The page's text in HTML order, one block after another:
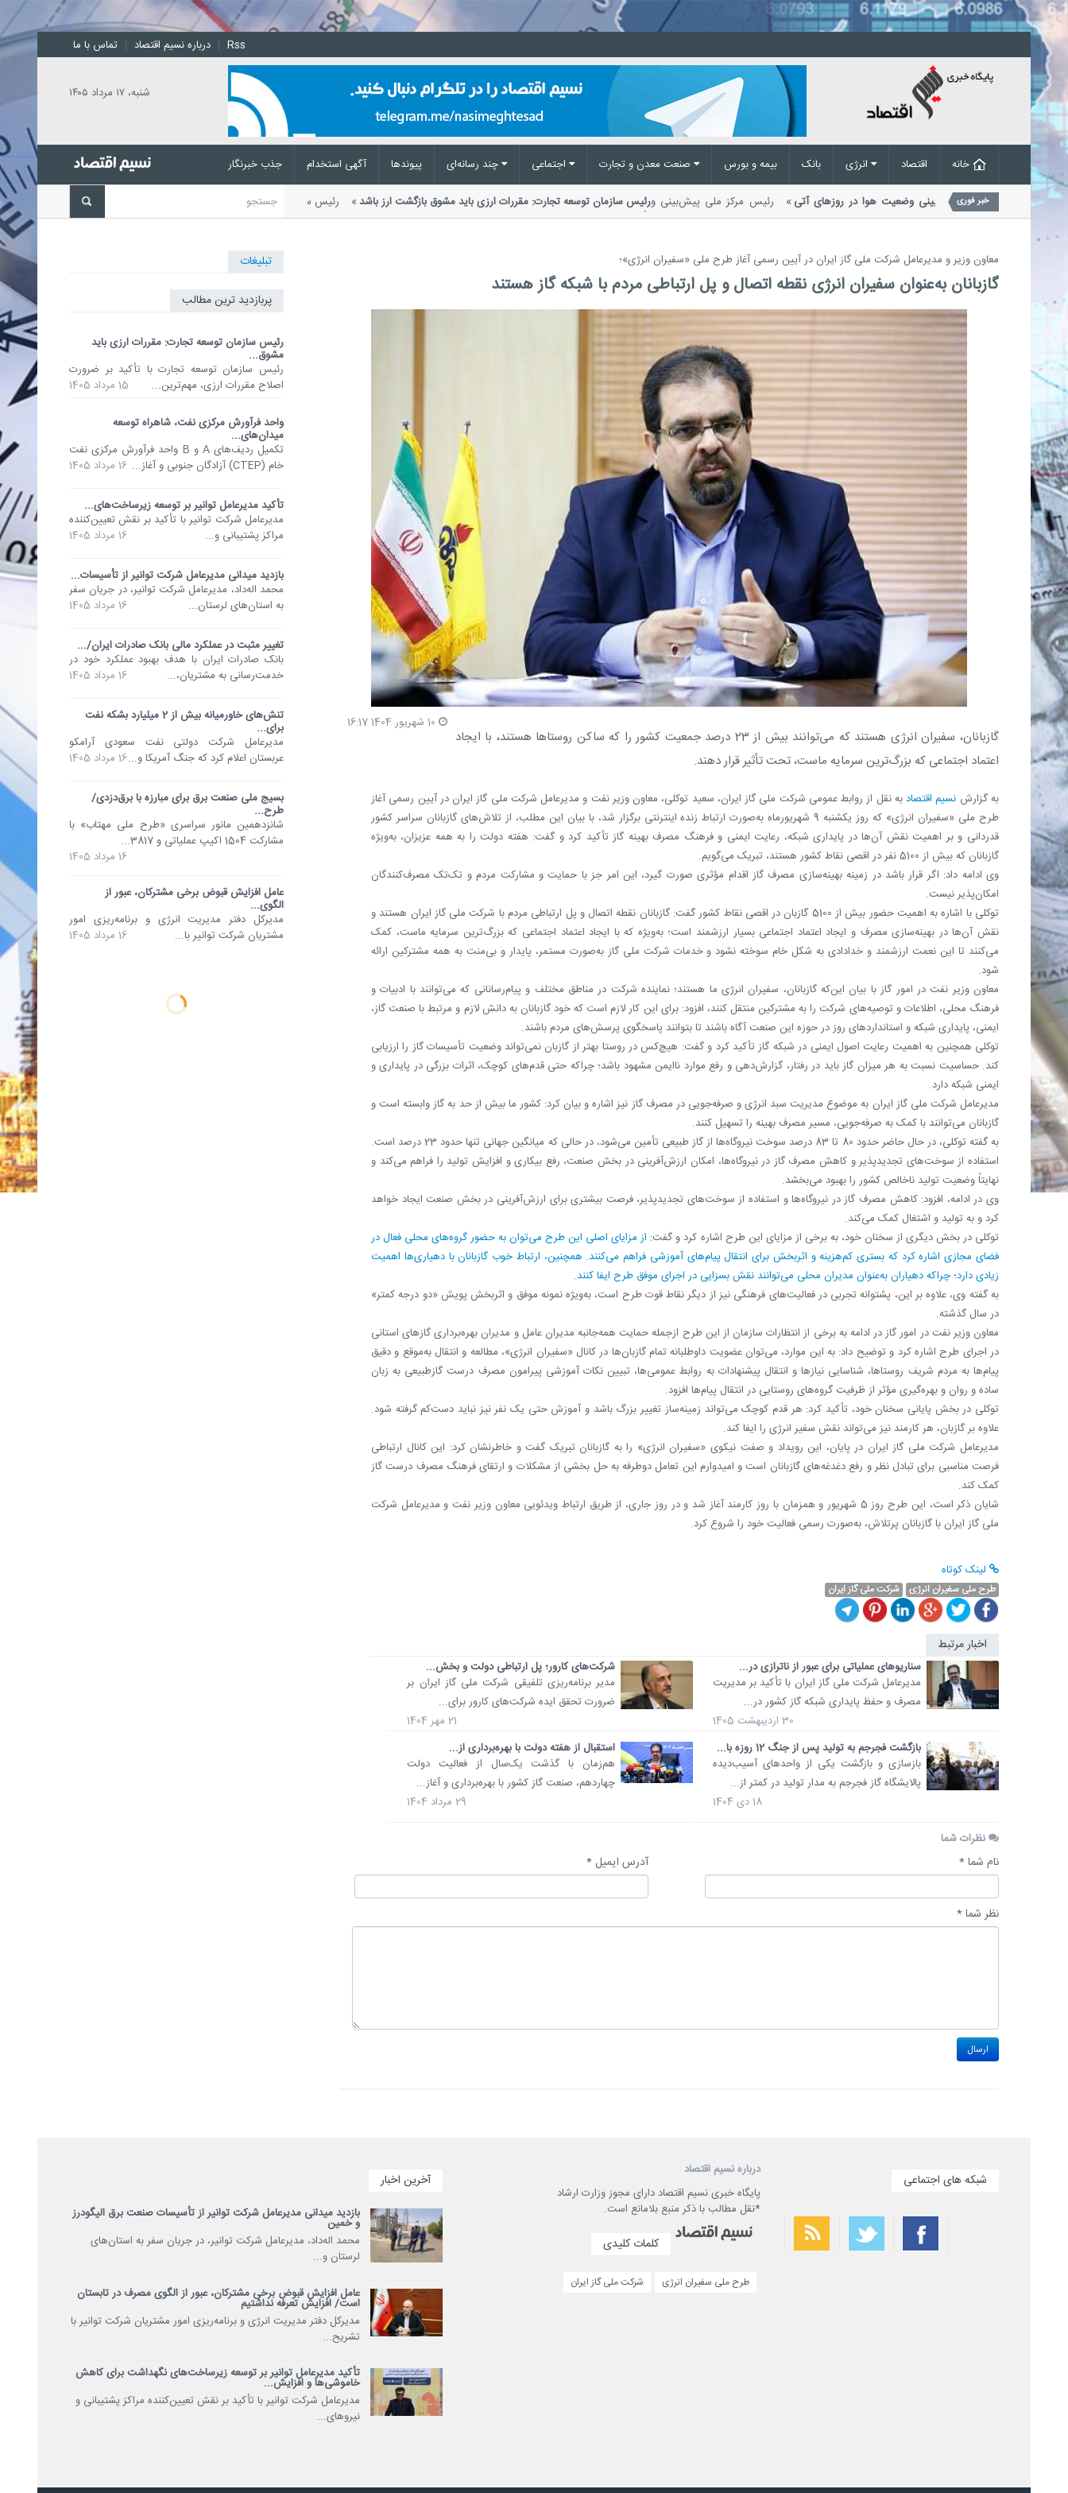
تماس با ما | درباره نسیم اقتصاد | Rss
شنبه، ۱۷ مرداد ۱۴۰۵
جذب خبرنگار آگهی استخدام پیوند‌ها بیمه و بورس بانک اقتصاد
خبر فوری رئیس سازمان توسعه تجارت: مقررات ارزی باید مشوق بازگشت ارز باشد
رئیس سازمان توسعه تجارت با
تأکید بر ضرورت اصلاح مقررات ارزی،...
و رعدوبرق در راه است؛ پیش‌بینی وضعیت هوا در روزهای آتی
رئیس مرکز ملی پیش‌بینی و
بحران مخاطرات وضع هوا از احتمال...
تبلیغات
پربازدید ترین مطالب
رئیس سازمان توسعه تجارت: مقررات ارزی باید
مشوق...
رئیس سازمان توسعه تجارت با تأکید بر ضرورت
اصلاح مقررات ارزی، مهم‌ترین...
15 مرداد 1405
واحد فرآورش مرکزی نفت، شاهراه توسعه
میدان‌های...
تکمیل ردیف‌های A و B واحد فرآورش مرکزی نفت
خام (CTEP) آزادگان جنوبی و آغاز...
16 مرداد 1405
تأکید مدیرعامل توانیر بر توسعه زیرساخت‌های...
مدیرعامل شرکت توانیر با تأکید بر نقش تعیین‌کننده
مراکز پشتیبانی و...
16 مرداد 1405
بازدید میدانی مدیرعامل شرکت توانیر از تأسیسات...
محمد اله‌داد، مدیرعامل شرکت توانیر، در جریان سفر
به استان‌های لرستان...
16 مرداد 1405
تغییر مثبت در عملکرد مالی بانک صادرات ایران/...
​بانک صادرات ایران با هدف بهبود عملکرد خود در
خدمت‌رسانی به مشتریان،...
16 مرداد 1405
تنش‌های خاورمیانه بیش از 2 میلیارد بشکه نفت
برای...
مدیرعامل شرکت دولتی نفت سعودی آرامکو
عربستان اعلام کرد که جنگ آمریکا و...16 مرداد 1405
بسیج ملی صنعت برق برای مبارزه با برق‌دزدی/
طرح...
شانزدهمین مانور سراسری «طرح ملی مهتاب» با
مشارکت 1504 اکیپ عملیاتی و 3817...
16 مرداد 1405
عامل افزایش قبوض برخی مشترکان، عبور از
الگوی...
مدیرکل دفتر مدیریت انرژی و برنامه‌ریزی امور
مشتریان شرکت توانیر با...
16 مرداد 1405
معاون وزیر و مدیرعامل شرکت ملی گاز ایران در آیین رسمی آغاز طرح ملی «سفیران انرژی»؛
گازبانان به‌عنوان سفیران انرژی نقطه اتصال و پل ارتباطی مردم با شبکه گاز هستند
گازبانان، سفیران انرژی هستند که می‌توانند بیش از 23 درصد جمعیت کشور را که ساکن روستاها هستند، با ایجاد
اعتماد اجتماعی که بزرگ‌ترین سرمایه ماست، تحت تأثیر قرار دهند.
به گزارش نسیم اقتصادبه نقل از روابط عمومی شرکت ملی گاز ایران، سعید توکلی، معاون وزیر نفت و مدیرعامل شرکت ملی گاز ایران در آیین رسمی آغاز
طرح ملی «سفیران انرژی» که روز یکشنبه 9 شهریورماه به‌صورت ارتباط زنده اینترنتی برگزار شد، با بیان این مطلب، از تلاش‌های گازبانان سراسر کشور
قدردانی و بر اهمیت نقش آن‌ها در پایداری شبکه، رعایت ایمنی و فرهنگ مصرف بهینه گاز تأکید کرد و گفت: هفته دولت را به همه عزیزان، به‌ویژه
گازبانان که بیش از 5100 نفر در اقصی نقاط کشور هستند، تبریک می‌گویم.
وی ادامه داد: اگر قرار باشد در زمینه بهینه‌سازی مصرف گاز اقدام مؤثری صورت گیرد، این امر جز با حمایت و مشارکت مردم و تک‌تک مصرف‌کنندگان
امکان‌پذیر نیست.
توکلی با اشاره به اهمیت حضور بیش از 5100 گازبان در اقصی نقاط کشور گفت: گازبانان نقطه اتصال و پل ارتباطی مردم با شرکت ملی گاز ایران هستند و
نقش آن‌ها در بهینه‌سازی مصرف و ایجاد اعتماد اجتماعی بسیار ارزشمند است؛ به‌ویژه که با ایجاد اعتماد اجتماعی که بزرگ‌ترین سرمایه ماست، کمک
می‌کنند تا این نعمت ارزشمند و خدادادی به شکل خام سوخته نشود و خدمات شرکت ملی گاز به‌صورت مستمر، پایدار و بی‌منت به همه مشترکین ارائه
شود.
معاون وزیر نفت در امور گاز با بیان این‌که گازبانان، سفیران انرژی ما هستند؛ نماینده شرکت در مناطق مختلف و پیام‌رسانانی که می‌توانند با ادبیات و
فرهنگ محلی، اطلاعات و توصیه‌های شرکت را به مشترکین منتقل کنند، افزود: برای این کار لازم است که خود گازبانان به دانش لازم و مرتبط با صنعت گاز،
ایمنی، پایداری شبکه و استانداردهای روز در حوزه این صنعت آگاه باشند تا بتوانند پاسخگوی پرسش‌های مردم باشند.
توکلی همچنین به اهمیت رعایت اصول ایمنی در شبکه گاز تأکید کرد و گفت: هیچ‌کس در روستا بهتر از گازبان نمی‌تواند وضعیت تأسیسات گاز را ارزیابی
کند. حساسیت نسبت به هر میزان گاز باید در رفتار، گزارش‌دهی و رفع موارد ناایمن مشهود باشد؛ چراکه حتی قدم‌های کوچک، اثرات بزرگی در پایداری و
ایمنی شبکه دارد.
مدیرعامل شرکت ملی گاز ایران به موضوع مدیریت سبد انرژی و صرفه‌جویی در مصرف گاز نیز اشاره و بیان کرد: کشور ما بیش از حد به گاز وابسته است و
گازبانان می‌توانند با کمک به صرفه‌جویی، مسیر مصرف بهینه را تسهیل کنند.
به گفته توکلی، در حال حاضر حدود 80 تا 83 درصد سوخت نیروگاه‌ها از گاز طبیعی تأمین می‌شود، در حالی که میانگین جهانی تنها حدود 23 درصد است.
استفاده از سوخت‌های تجدیدپذیر و کاهش مصرف گاز در نیروگاه‌ها، امکان ارزش‌آفرینی در بخش صنعت، رفع بیکاری و افزایش تولید را فراهم می‌کند و
نهایتاً وضعیت تولید ناخالص کشور را بهبود می‌بخشد.
وی در ادامه، افزود: کاهش مصرف گاز در نیروگاه‌ها و استفاده از سوخت‌های تجدیدپذیر، فرصت بیشتری برای ارزش‌آفرینی در بخش صنعت ایجاد خواهد
کرد و به تولید و اشتغال کمک می‌کند.
توکلی در بخش دیگری از سخنان خود، به برخی از مزایای این طرح اشاره کرد و گفت: از مزایای اصلی این طرح می‌توان به حضور گروه‌های محلی فعال در
فضای مجازی اشاره کرد که بستری کم‌هزینه و اثربخش برای انتقال پیام‌های آموزشی فراهم می‌کنند. همچنین، ارتباط خوب گازبانان با دهیاری‌ها اهمیت
زیادی دارد؛ چراکه دهیاران به‌عنوان مدیران محلی می‌توانند نقش بسزایی در اجرای موفق طرح ایفا کنند.
به گفته وی، علاوه بر این، پشتوانه تجربی در فعالیت‌های فرهنگی نیز از دیگر نقاط قوت طرح است، به‌ویژه نمونه موفق و اثربخش پویش «دو درجه کمتر»
در سال گذشته.
معاون وزیر نفت در امور گاز در ادامه به برخی از انتظارات سازمان از این طرح ازجمله حمایت همه‌جانبه مدیران عامل و مدیران بهره‌برداری گازهای استانی
در اجرای طرح اشاره کرد و توضیح داد: به این موارد، می‌توان عضویت داوطلبانه تمام گازبان‌ها در کانال «سفیران انرژی»، مطالعه و انتقال به‌موقع و دقیق
پیام‌ها به مردم شریف روستاها، شناسایی نیازها و انتقال پیشنهادات به روابط عمومی‌ها، تبیین نکات آموزشی پیرامون مصرف درست گازطبیعی به زبان
ساده و روان و بهره‌گیری مؤثر از ظرفیت گروه‌های روستایی در انتقال پیام‌ها افزود.
توکلی در بخش پایانی سخنان خود، تأکید کرد: هر قدم کوچک می‌تواند زمینه‌ساز تغییر بزرگ باشد و آموزش حتی یک نفر نیز نباید دست‌کم گرفته شود.
علاوه بر گازبان، هر کارمند نیز می‌تواند نقش سفیر انرژی را ایفا کند.
مدیرعامل شرکت ملی گاز ایران در پایان، این رویداد و صفت نیکوی «سفیران انرژی» را به گازبانان تبریک گفت و خاطرنشان کرد: این کانال ارتباطی
فرصت مناسبی برای تبادل نظر و رفع دغدغه‌های گازبانان است و امیدوارم این تعامل دوطرفه به حل بخشی از مشکلات و ارتقای فرهنگ مصرف درست گاز
کمک کند.
شایان ذکر است، این طرح روز 5 شهریور و همزمان با روز کارمند آغاز شد و در روز جاری، از طریق ارتباط ویدئویی معاون وزیر نفت و مدیرعامل شرکت
ملی گاز ایران با گازبانان پرتلاش، به‌صورت رسمی فعالیت خود را شروع کرد.
لینک کوتاه
طرح ملی سفیران انرژی شرکت ملی گاز ایران
اخبار مرتبط
سناریوهای عملیاتی برای عبور از ناترازی در...
مدیرعامل شرکت ملی گاز ایران با تأکید بر مدیریت
مصرف و حفظ پایداری شبکه گاز کشور در...
30 اردیبهشت 1405
بازگشت فجرجم به تولید پس از جنگ 12 روزه با...
بازسازی و بازگشت یکی از واحدهای آسیب‌دیده
پالایشگاه گاز فجرجم به مدار تولید در کمتر از...
18 دی 1404
شرکت‌های کارور؛ پل ارتباطی دولت و بخش...
مدیر برنامه‌ریزی تلفیقی شرکت ملی گاز ایران بر
ضرورت تحقق ایده شرکت‌های کارور برای...
21 مهر 1404
استقبال از هفته دولت با بهره‌برداری از...
هم‌زمان با گذشت یک‌سال از فعالیت دولت
چهاردهم، صنعت گاز کشور با بهره‌برداری و آغاز...
29 مرداد 1404
نظرات شما
آدرس ایمیل * نام شما *
نظر شما *
آخرین اخبار
بازدید میدانی مدیرعامل شرکت توانیر از تأسیسات صنعت برق الیگودرز
و خمین
محمد اله‌داد، مدیرعامل شرکت توانیر، در جریان سفر به استان‌های
لرستان و...
عامل افزایش قبوض برخی مشترکان، عبور از الگوی مصرف در تابستان
است/ افزایش تعرفه نداشتیم
مدیرکل دفتر مدیریت انرژی و برنامه‌ریزی امور مشتریان شرکت توانیر با
تشریح...
تأکید مدیرعامل توانیر بر توسعه زیرساخت‌های نگهداشت برای کاهش
خاموشی‌ها و افزایش...
مدیرعامل شرکت توانیر با تأکید بر نقش تعیین‌کننده مراکز پشتیبانی و
نیروهای...
درباره نسیم اقتصاد
پایگاه خبری نسیم اقتصاد دارای مجوز وزارت ارشاد
*نقل مطالب با ذکر منبع بلامانع است.
کلمات کلیدی
طرح ملی سفیران انرژی شرکت ملی گاز ایران
شبکه های اجتماعی